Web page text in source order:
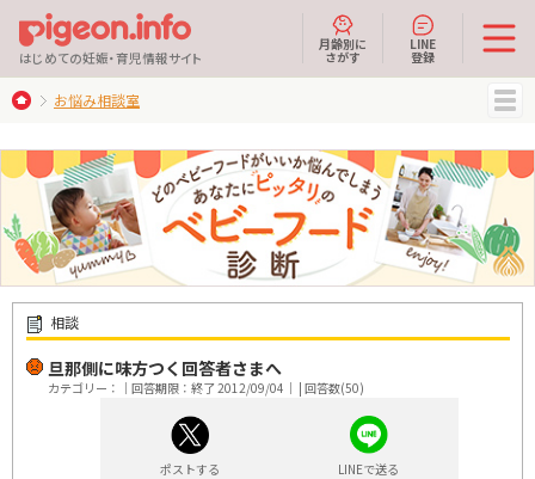
はじめての妊娠・育児情報サイト
月齢別に
さがす
LINE
登録
お悩み相談室
相談
旦那側に味方つく回答者さまへ
カテゴリー：｜回答期限：終了 2012/09/04｜ | 回答数(50)
ポストする LINEで送る